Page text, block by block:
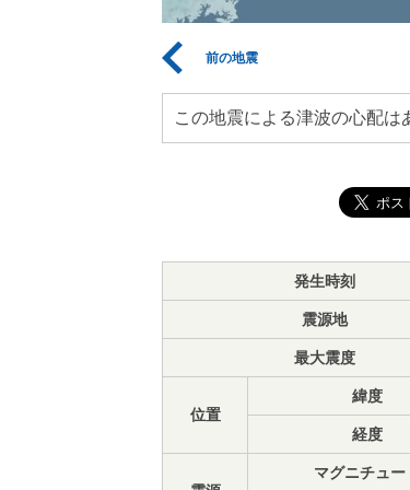
前の地震
この地震による津波の心配は
発生時刻
震源地
最大震度
位置
緯度
経度
マグニチュー